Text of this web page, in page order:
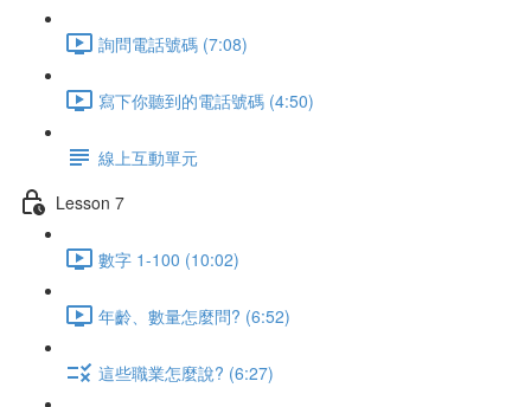
詢問電話號碼 (7:08)
寫下你聽到的電話號碼 (4:50)
線上互動單元
Lesson 7
數字 1-100 (10:02)
年齡、數量怎麼問? (6:52)
這些職業怎麼說? (6:27)